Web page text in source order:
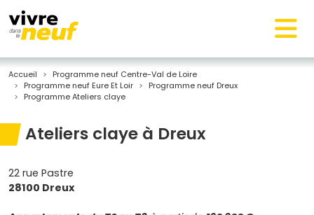
Accueil
Programme neuf Centre-Val de Loire
Programme neuf Eure Et Loir
Programme neuf Dreux
Programme Ateliers claye
Ateliers claye à Dreux
22 rue Pastre
28100 Dreux